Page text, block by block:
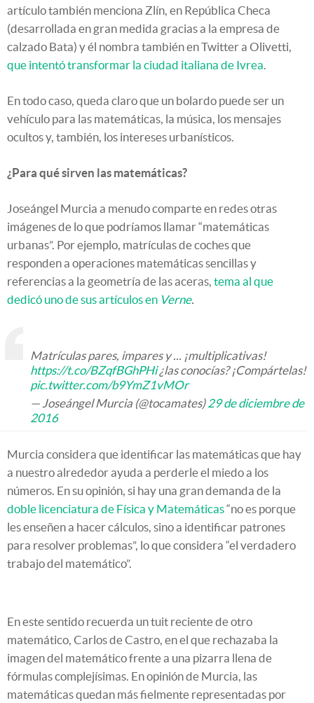
artículo también menciona Zlín, en República Checa
(desarrollada en gran medida gracias a la empresa de
calzado Bata) y él nombra también en Twitter a Olivetti,
que intentó transformar la ciudad italiana de Ivrea.
En todo caso, queda claro que un bolardo puede ser un
vehículo para las matemáticas, la música, los mensajes
ocultos y, también, los intereses urbanísticos.
¿Para qué sirven las matemáticas?
Joseángel Murcia a menudo comparte en redes otras
imágenes de lo que podríamos llamar “matemáticas
urbanas”. Por ejemplo, matrículas de coches que
responden a operaciones matemáticas sencillas y
referencias a la geometría de las aceras, tema al que
dedicó uno de sus artículos en Verne.
Matrículas pares, impares y ... ¡multiplicativas!
https://t.co/BZqfBGhPHi¿las conocías? ¡Compártelas!
pic.twitter.com/b9YmZ1vMOr
— Joseángel Murcia (@tocamates)29 de diciembre de
2016
Murcia considera que identificar las matemáticas que hay
a nuestro alrededor ayuda a perderle el miedo a los
números. En su opinión, si hay una gran demanda de la
doble licenciatura de Física y Matemáticas“no es porque
les enseñen a hacer cálculos, sino a identificar patrones
para resolver problemas”, lo que considera “el verdadero
trabajo del matemático”.
En este sentido recuerda un tuit reciente de otro
matemático, Carlos de Castro, en el que rechazaba la
imagen del matemático frente a una pizarra llena de
fórmulas complejísimas. En opinión de Murcia, las
matemáticas quedan más fielmente representadas por